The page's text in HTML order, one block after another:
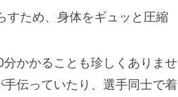
すため、身体をギュッと圧縮
かかることも珍しくありませ
伝っていたり、選手同士で着